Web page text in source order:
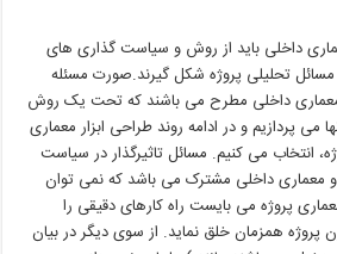
داخلی باید از روش و سیاست گذاری های
تحلیلی پروژه شکل گیرند.صورت مسئله
داخلی مطرح می باشند کهتحت یک روش
می پردازیمودر ادامه روند طراحی ابزار معماری
انتخاب می کنیم. مسائلتاثیرگذاردر سیاست
و معماریداخلی مشترک می باشد کهنمی توان
پروژه می بایست راهکارهایدقیقی را
پروژه همزمانخلق نماید. از سویدیگردربیان